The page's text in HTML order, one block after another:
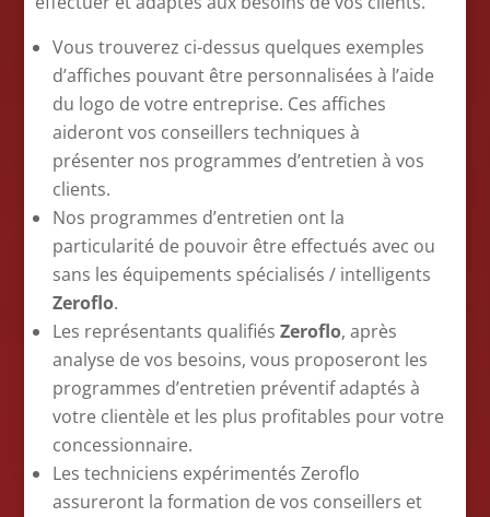
Vous trouverez ci-dessus quelques exemples
d’affiches pouvant être personnalisées à l’aide
du logo de votre entreprise. Ces affiches
aideront vos conseillers techniques à
présenter nos programmes d’entretien à vos
clients.
Nos programmes d’entretien ont la
particularité de pouvoir être effectués avec ou
sans les équipements spécialisés / intelligents
Zeroflo.
Les représentants qualifiésZeroflo, après
analyse de vos besoins, vous proposeront les
programmes d’entretien préventif adaptés à
votre clientèle et les plus profitables pour votre
concessionnaire.
Les techniciens expérimentés Zeroflo
assureront la formation de vos conseillers et